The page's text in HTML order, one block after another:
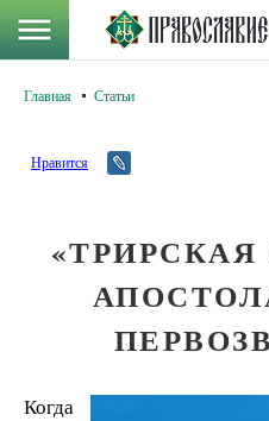
Главная Статьи
Нравится
Когда